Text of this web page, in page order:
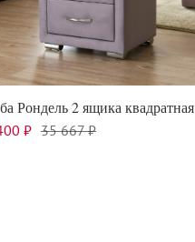
Рондель 2 ящика квадратная
₽ 35 667 ₽